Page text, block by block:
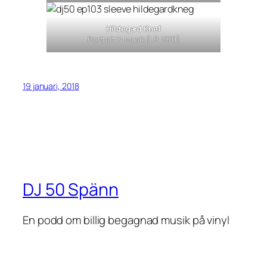
Hildegard Knef
Portrait In Musik[LP, 1970]
19 januari, 2018
DJ 50 Spänn
En podd om billig begagnad musik på vinyl